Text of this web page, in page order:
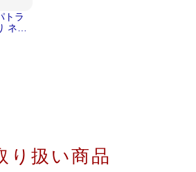
トラ
ネッ
ール
り扱い商品